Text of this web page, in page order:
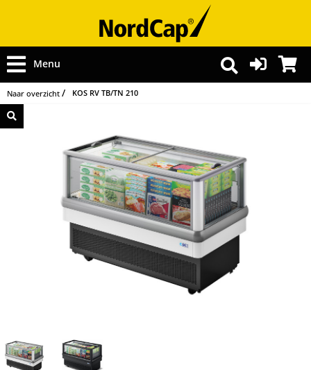
Menu
Naar overzicht KOS RV TB/TN 210